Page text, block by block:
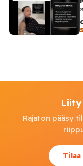
Rajaton pääsy